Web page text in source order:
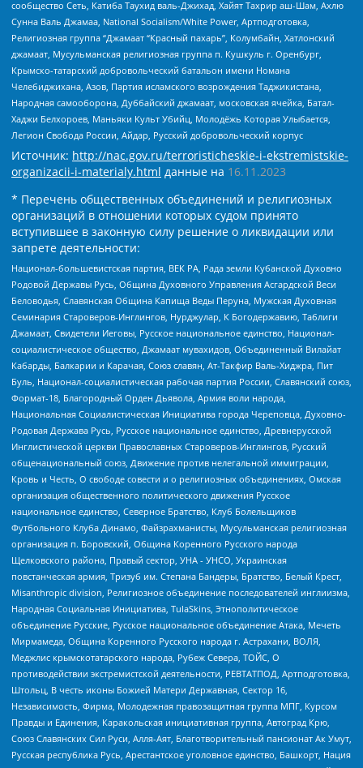
сообщество Сеть, Катиба Таухид валь-Джихад, Хайят Тахрир аш-Шам, Ахлю
Сунна Валь Джамаа, National Socialism/White Power, Артподготовка,
Религиозная группа “Джамаат “Красный пахарь”, Колумбайн, Хатлонский
джамаат, Мусульманская религиозная группа п. Кушкуль г. Оренбург,
Крымско-татарский добровольческий батальон имени Номана
Челебиджихана, Азов, Партия исламского возрождения Таджикистана,
Народная самооборона, Дуббайский джамаат, московская ячейка, Батал-
Хаджи Белхороев, Маньяки Культ Убийц, Молодёжь Которая Улыбается,
Легион Свобода России, Айдар, Русский добровольческий корпус
Источник: http://nac.gov.ru/terroristicheskie-i-ekstremistskie-
organizacii-i-materialy.html данные на 16.11.2023
* Перечень общественных объединений и религиозных
организаций в отношении которых судом принято
вступившее в законную силу решение о ликвидации или
запрете деятельности:
Национал-большевистская партия, ВЕК РА, Рада земли Кубанской Духовно
Родовой Державы Русь, Община Духовного Управления Асгардской Веси
Беловодья, Славянская Община Капища Веды Перуна, Мужская Духовная
Семинария Староверов-Инглингов, Нурджулар, К Богодержавию, Таблиги
Джамаат, Свидетели Иеговы, Русское национальное единство, Национал-
социалистическое общество, Джамаат мувахидов, Объединенный Вилайат
Кабарды, Балкарии и Карачая, Союз славян, Ат-Такфир Валь-Хиджра, Пит
Буль, Национал-социалистическая рабочая партия России, Славянский союз,
Формат-18, Благородный Орден Дьявола, Армия воли народа,
Национальная Социалистическая Инициатива города Череповца, Духовно-
Родовая Держава Русь, Русское национальное единство, Древнерусской
Инглистической церкви Православных Староверов-Инглингов, Русский
общенациональный союз, Движение против нелегальной иммиграции,
Кровь и Честь, О свободе совести и о религиозных объединениях, Омская
организация общественного политического движения Русское
национальное единство, Северное Братство, Клуб Болельщиков
Футбольного Клуба Динамо, Файзрахманисты, Мусульманская религиозная
организация п. Боровский, Община Коренного Русского народа
Щелковского района, Правый сектор, УНА - УНСО, Украинская
повстанческая армия, Тризуб им. Степана Бандеры, Братство, Белый Крест,
Misanthropic division, Религиозное объединение последователей инглиизма,
Народная Социальная Инициатива, TulaSkins, Этнополитическое
объединение Русские, Русское национальное объединение Атака, Мечеть
Мирмамеда, Община Коренного Русского народа г. Астрахани, ВОЛЯ,
Меджлис крымскотатарского народа, Рубеж Севера, ТОЙС, О
противодействии экстремистской деятельности, РЕВТАТПОД, Артподготовка,
Штольц, В честь иконы Божией Матери Державная, Сектор 16,
Независимость, Фирма, Молодежная правозащитная группа МПГ, Курсом
Правды и Единения, Каракольская инициативная группа, Автоград Крю,
Союз Славянских Сил Руси, Алля-Аят, Благотворительный пансионат Ак Умут,
Русская республика Русь, Арестантское уголовное единство, Башкорт, Нация